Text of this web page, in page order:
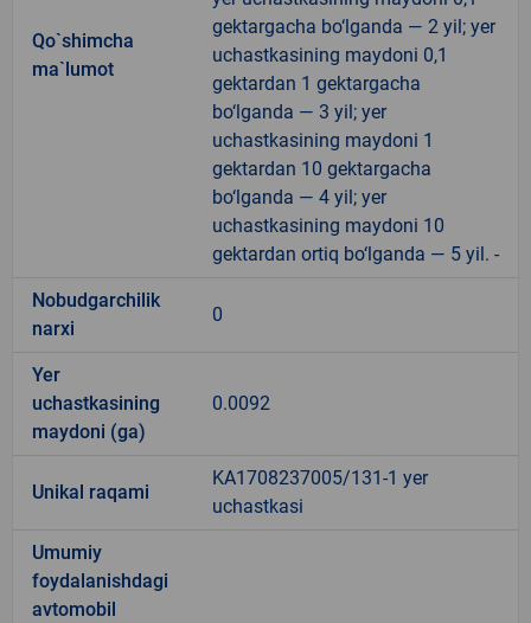
Qo`shimcha
ma`lumot
gektargacha bo‘lganda — 2 yil; yer
uchastkasining maydoni 0,1
gektardan 1 gektargacha
bo‘lganda — 3 yil; yer
uchastkasining maydoni 1
gektardan 10 gektargacha
bo‘lganda — 4 yil; yer
uchastkasining maydoni 10
gektardan ortiq bo‘lganda — 5 yil. -
Nobudgarchilik
narxi
0
Yer
uchastkasining
maydoni (ga)
0.0092
Unikal raqami
KA1708237005/131-1 yer
uchastkasi
Umumiy
foydalanishdagi
avtomobil